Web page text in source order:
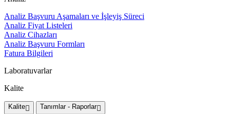
Analiz Başvuru Aşamaları ve İşleyiş Süreci
Analiz Fiyat Listeleri
Analiz Cihazları
Analiz Başvuru Formları
Fatura Bilgileri
Laboratuvarlar
Kalite
Kalite Tanımlar - Raporlar